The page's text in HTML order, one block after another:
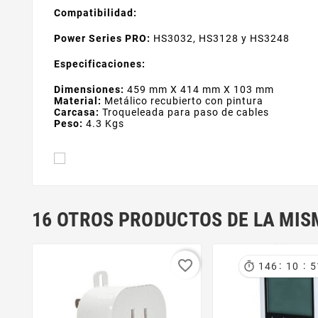
Compatibilidad:
Power Series PRO: HS3032, HS3128 y HS3248
Especificaciones:
Dimensiones: 459 mm X 414 mm X 103 mm
Material: Metálico recubierto con pintura
Carcasa: Troqueleada para paso de cables
Peso: 4.3 Kgs
16 OTROS PRODUCTOS DE LA
favorite_border  146 : 10 :